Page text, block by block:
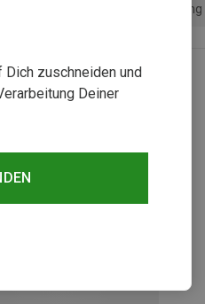
Sortierung
zuschneiden und
Deiner